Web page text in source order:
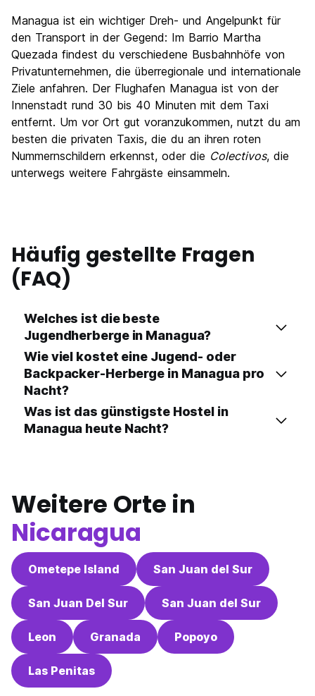
Managua ist ein wichtiger Dreh- und Angelpunkt für
den Transport in der Gegend: Im Barrio Martha
Quezada findest du verschiedene Busbahnhöfe von
Privatunternehmen, die überregionale und internationale
Ziele anfahren. Der Flughafen Managua ist von der
Innenstadt rund 30 bis 40 Minuten mit dem Taxi
entfernt. Um vor Ort gut voranzukommen, nutzt du am
besten die privaten Taxis, die du an ihren roten
Nummernschildern erkennst, oder die Colectivos, die
unterwegs weitere Fahrgäste einsammeln.
Häufig gestellte Fragen
(FAQ)
Welches ist die beste
Jugendherberge in Managua?
Wie viel kostet eine Jugend- oder
Backpacker-Herberge in Managua pro
Nacht?
Was ist das günstigste Hostel in
Managua heute Nacht?
Weitere Orte in
Nicaragua
Ometepe Island San Juan del Sur
San Juan Del Sur San Juan del Sur
Leon Granada Popoyo
Las Penitas